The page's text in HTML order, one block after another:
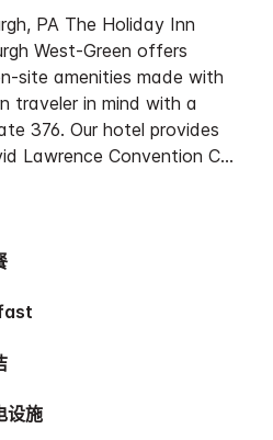
PA The Holiday Inn
West-Green offers
site amenities made with
traveler in mind with a
376. Our hotel provides
Lawrence Convention C...
设施